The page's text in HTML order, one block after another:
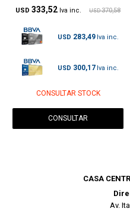
USD 333,52 USD 370,58
USD 283,49
USD 300,17
CONSULTAR STOCK
CONSULTAR
CASA
Av.